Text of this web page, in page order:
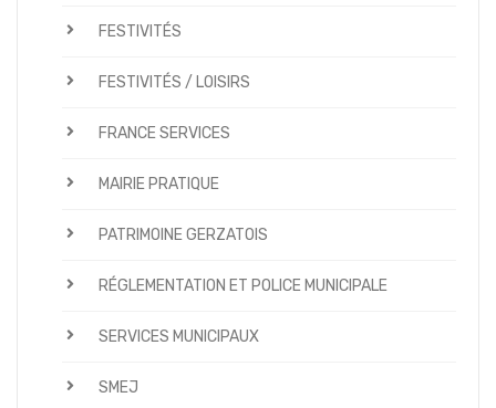
FESTIVITÉS
FESTIVITÉS / LOISIRS
FRANCE SERVICES
MAIRIE PRATIQUE
PATRIMOINE GERZATOIS
RÉGLEMENTATION ET POLICE MUNICIPALE
SERVICES MUNICIPAUX
SMEJ